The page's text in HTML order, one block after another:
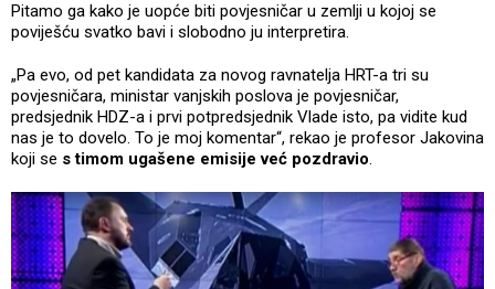
Pitamo ga kako je uopće biti povjesničar u zemlji u kojoj se
poviješću svatko bavi i slobodno ju interpretira.
„Pa evo, od pet kandidata za novog ravnatelja HRT-a tri su
povjesničara, ministar vanjskih poslova je povjesničar,
predsjednik HDZ-a i prvi potpredsjednik Vlade isto, pa vidite kud
nas je to dovelo. To je moj komentar“, rekao je profesor Jakovina
koji se s timom ugašene emisije već pozdravio.